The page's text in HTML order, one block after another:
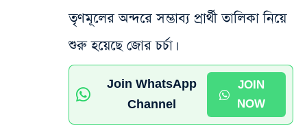
তৃণমূলের অন্দরে সম্ভাব্য প্রার্থী তালিকা নিয়ে
শুরু হয়েছে জোর চর্চা।
Join WhatsApp
Channel
JOIN
NOW